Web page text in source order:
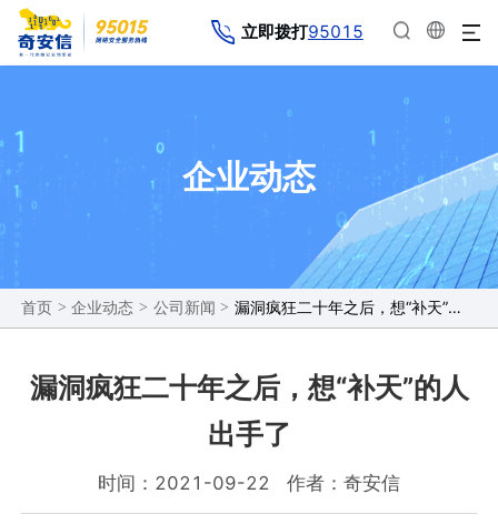
立即拨打95015
企业动态
首页 > 企业动态 > 公司新闻 > 漏洞疯狂二十年之后，想“补天”的人出手了
漏洞疯狂二十年之后，想“补天”的人
出手了
时间：2021-09-22 作者：奇安信